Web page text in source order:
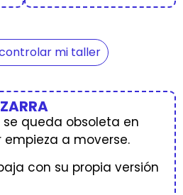
mi taller
queda obsoleta en
a moverse.
con su propia versión